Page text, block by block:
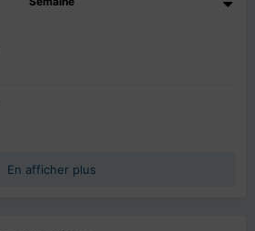
En afficher plus